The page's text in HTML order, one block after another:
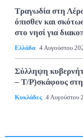
Τραγωδία στη
όπισθεν και
στο νησί για
Ελλάδα 4 Αυγούστου
Σύλληψη
– Τ/Ρ)σκάφους
Κυκλάδες 4 Αυγούστου